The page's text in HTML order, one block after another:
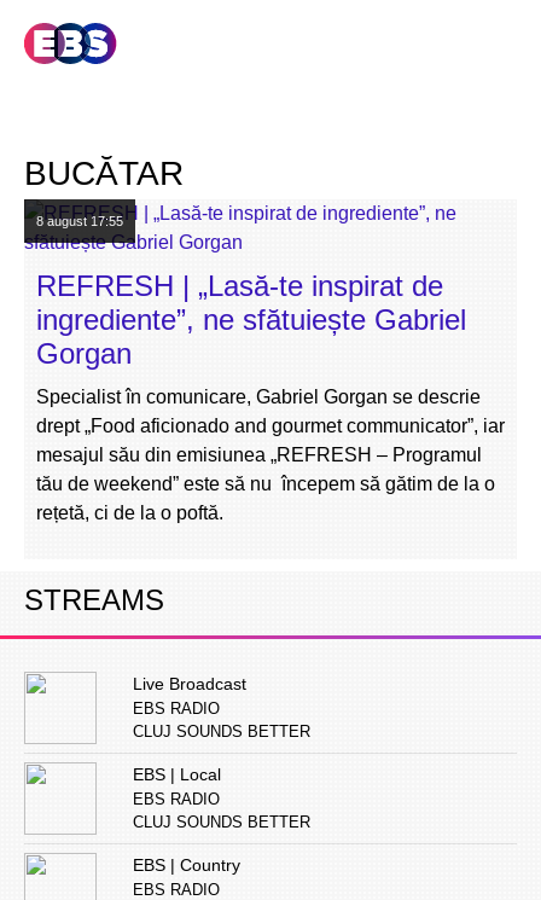
BUCĂTAR
8 august 17:55
REFRESH | „Lasă-te inspirat de
ingrediente”, ne sfătuiește Gabriel
Gorgan
Specialist în comunicare, Gabriel Gorgan se descrie
drept „Food aficionado and gourmet communicator”, iar
mesajul său din emisiunea „REFRESH – Programul
tău de weekend” este să nu începem să gătim de la o
rețetă, ci de la o poftă.
STREAMS
Live Broadcast
EBS RADIO
CLUJ SOUNDS BETTER
EBS | Local
EBS RADIO
CLUJ SOUNDS BETTER
EBS | Country
EBS RADIO